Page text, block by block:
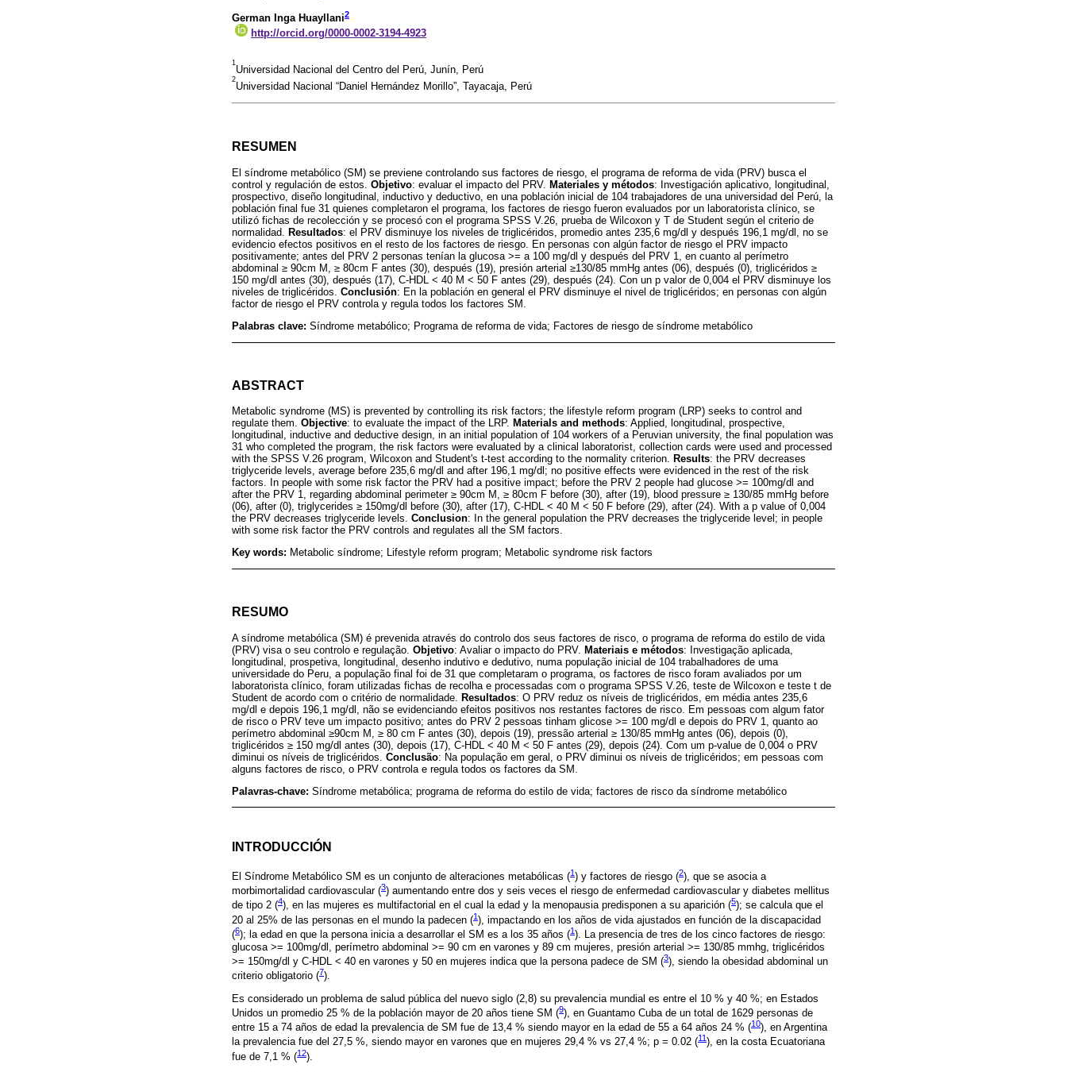
German Inga Huayllani2
http://orcid.org/0000-0002-3194-4923
1
Universidad Nacional del Centro del Perú, Junín, Perú
2
Universidad Nacional “Daniel Hernández Morillo”, Tayacaja, Perú
RESUMEN
El síndrome metabólico (SM) se previene controlando sus factores de riesgo, el programa de reforma de vida (PRV) busca el
control y regulación de estos. Objetivo: evaluar el impacto del PRV. Materiales y métodos: Investigación aplicativo, longitudinal,
prospectivo, diseño longitudinal, inductivo y deductivo, en una población inicial de 104 trabajadores de una universidad del Perú, la
población final fue 31 quienes completaron el programa, los factores de riesgo fueron evaluados por un laboratorista clínico, se
utilizó fichas de recolección y se procesó con el programa SPSS V.26, prueba de Wilcoxon y T de Student según el criterio de
normalidad.
Resultados: el PRV disminuye los niveles de triglicéridos, promedio antes 235,6 mg/dl y después 196,1 mg/dl, no se
evidencio efectos positivos en el resto de los factores de riesgo. En personas con algún factor de riesgo el PRV impacto
positivamente; antes del PRV 2 personas tenían la glucosa >= a 100 mg/dl y después del PRV 1, en cuanto al perímetro
abdominal ≥ 90cm M, ≥ 80cm F antes (30), después (19), presión arterial ≥130/85 mmHg antes (06), después (0), triglicéridos ≥
150 mg/dl antes (30), después (17), C-HDL < 40 M < 50 F antes (29), después (24). Con un p valor de 0,004 el PRV disminuye los
niveles de triglicéridos. Conclusión: En la población en general el PRV disminuye el nivel de triglicéridos; en personas con algún
factor de riesgo el PRV controla y regula todos los factores SM.
Palabras clave: Síndrome metabólico; Programa de reforma de vida; Factores de riesgo de síndrome metabólico
ABSTRACT
Metabolic syndrome (MS) is prevented by controlling its risk factors; the lifestyle reform program (LRP) seeks to control and
regulate them. Objective: to evaluate the impact of the LRP. Materials and methods: Applied, longitudinal, prospective,
longitudinal, inductive and deductive design, in an initial population of 104 workers of a Peruvian university, the final population was
31 who completed the program, the risk factors were evaluated by a clinical laboratorist, collection cards were used and processed
with the SPSS V.26 program, Wilcoxon and Student's t-test according to the normality criterion. Results: the PRV decreases
triglyceride levels, average before 235,6 mg/dl and after 196,1 mg/dl; no positive effects were evidenced in the rest of the risk
factors. In people with some risk factor the PRV had a positive impact; before the PRV 2 people had glucose >= 100mg/dl and
after the PRV 1, regarding abdominal perimeter ≥ 90cm M, ≥ 80cm F before (30), after (19), blood pressure ≥ 130/85 mmHg before
(06), after (0), triglycerides ≥ 150mg/dl before (30), after (17), C-HDL < 40 M < 50 F before (29), after (24). With a p value of 0,004
the PRV decreases triglyceride levels. Conclusion: In the general population the PRV decreases the triglyceride level; in people
with some risk factor the PRV controls and regulates all the SM factors.
Key words: Metabolic síndrome; Lifestyle reform program; Metabolic syndrome risk factors
RESUMO
A síndrome metabólica (SM) é prevenida através do controlo dos seus factores de risco, o programa de reforma do estilo de vida
(PRV) visa o seu controlo e regulação. Objetivo: Avaliar o impacto do PRV. Materiais e métodos: Investigação aplicada,
longitudinal, prospetiva, longitudinal, desenho indutivo e dedutivo, numa população inicial de 104 trabalhadores de uma
universidade do Peru, a população final foi de 31 que completaram o programa, os factores de risco foram avaliados por um
laboratorista clínico, foram utilizadas fichas de recolha e processadas com o programa SPSS V.26, teste de Wilcoxon e teste t de
Student de acordo com o critério de normalidade.
Resultados: O PRV reduz os níveis de triglicéridos, em média antes 235,6
mg/dl e depois 196,1 mg/dl, não se evidenciando efeitos positivos nos restantes factores de risco. Em pessoas com algum fator
de risco o PRV teve um impacto positivo; antes do PRV 2 pessoas tinham glicose >= 100 mg/dl e depois do PRV 1, quanto ao
perímetro abdominal ≥90cm M, ≥ 80 cm F antes (30), depois (19), pressão arterial ≥ 130/85 mmHg antes (06), depois (0),
triglicéridos ≥ 150 mg/dl antes (30), depois (17), C-HDL < 40 M < 50 F antes (29), depois (24). Com um p-value de 0,004 o PRV
diminui os níveis de triglicéridos. Conclusão: Na população em geral, o PRV diminui os níveis de triglicéridos; em pessoas com
alguns factores de risco, o PRV controla e regula todos os factores da SM.
Palavras-chave: Síndrome metabólica; programa de reforma do estilo de vida; factores de risco da síndrome metabólico
INTRODUCCIÓN
El Síndrome Metabólico SM es un conjunto de alteraciones metabólicas (1) y factores de riesgo (2), que se asocia a
morbimortalidad cardiovascular (3) aumentando entre dos y seis veces el riesgo de enfermedad cardiovascular y diabetes mellitus
de tipo 2 (4), en las mujeres es multifactorial en el cual la edad y la menopausia predisponen a su aparición (5); se calcula que el
20 al 25% de las personas en el mundo la padecen (1), impactando en los años de vida ajustados en función de la discapacidad
(6); la edad en que la persona inicia a desarrollar el SM es a los 35 años (1). La presencia de tres de los cinco factores de riesgo:
glucosa >= 100mg/dl, perímetro abdominal >= 90 cm en varones y 89 cm mujeres, presión arterial >= 130/85 mmhg, triglicéridos
>= 150mg/dl y C-HDL < 40 en varones y 50 en mujeres indica que la persona padece de SM (3), siendo la obesidad abdominal un
criterio obligatorio (7).
Es considerado un problema de salud pública del nuevo siglo (2,8) su prevalencia mundial es entre el 10 % y 40 %; en Estados
Unidos un promedio 25 % de la población mayor de 20 años tiene SM (9), en Guantamo Cuba de un total de 1629 personas de
entre 15 a 74 años de edad la prevalencia de SM fue de 13,4 % siendo mayor en la edad de 55 a 64 años 24 % (10), en Argentina
la prevalencia fue del 27,5 %, siendo mayor en varones que en mujeres 29,4 % vs 27,4 %; p = 0.02 (11 ), en la costa Ecuatoriana
fue de 7,1 % (12).